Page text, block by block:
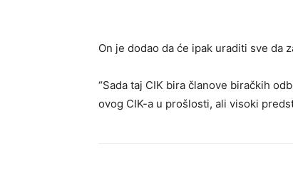
On je dodao da će ipak uraditi sve da
“Sada taj CIK bira članove biračkih
ovog CIK-a u prošlosti, ali visoki